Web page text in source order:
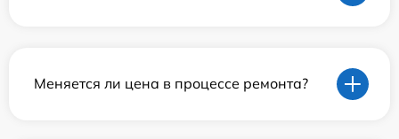
Меняется ли цена в процессе ремонта?